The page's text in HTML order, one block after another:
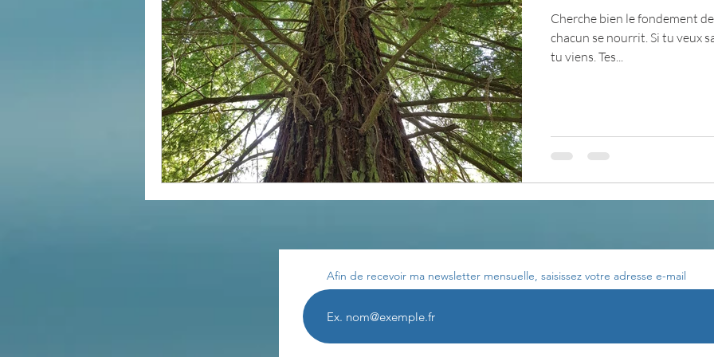
Cherche bien le fondement
chacun se nourrit. Si tu veux
tu viens. Tes...
Afin de recevoir ma newsletter mensuelle, saisissez votre adresse e-mail